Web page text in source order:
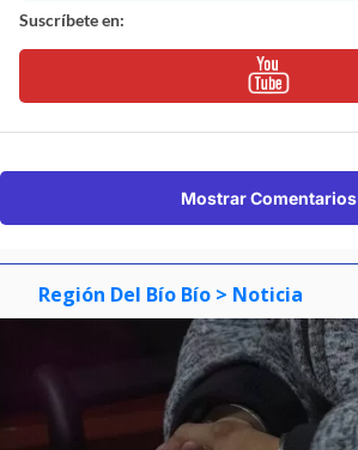
Suscríbete en:
Mostrar Comentarios
Región Del Bío Bío > Noticia